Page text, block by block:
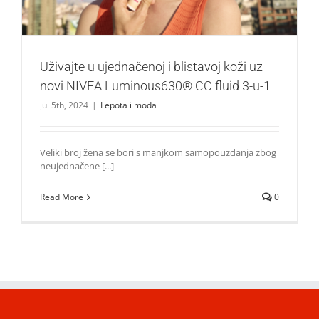
Uživajte u ujednačenoj i blistavoj koži uz
novi NIVEA Luminous630® CC fluid 3-u-1
jul 5th, 2024 | Lepota i moda
Veliki broj žena se bori s manjkom samopouzdanja zbog
neujednačene [...]
Read More 0